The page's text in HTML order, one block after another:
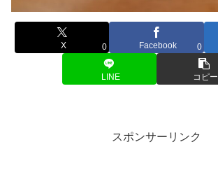
X 0 Facebook 0
LINE コピー
スポンサーリンク